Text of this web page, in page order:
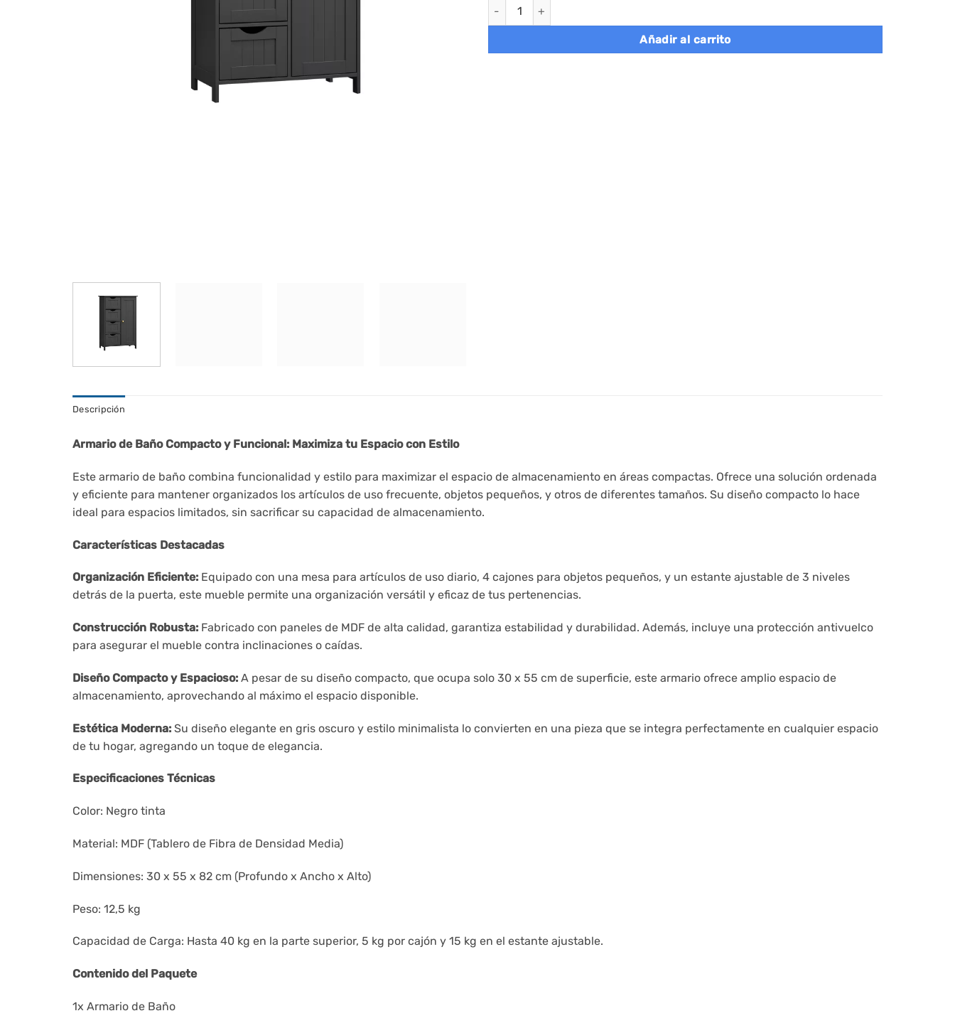
Armario de Baño con 4 Cajones 30 x 55 x 82 cm Negro Tinta cantidad
Añadir al carrito
Descripción
Armario de Baño Compacto y Funcional: Maximiza tu Espacio con Estilo
Este armario de baño combina funcionalidad y estilo para maximizar el espacio de almacenamiento en áreas compactas. Ofrece una solución ordenada
y eficiente para mantener organizados los artículos de uso frecuente, objetos pequeños, y otros de diferentes tamaños. Su diseño compacto lo hace
ideal para espacios limitados, sin sacrificar su capacidad de almacenamiento.
Características Destacadas
Organización Eficiente: Equipado con una mesa para artículos de uso diario, 4 cajones para objetos pequeños, y un estante ajustable de 3 niveles
detrás de la puerta, este mueble permite una organización versátil y eficaz de tus pertenencias.
Construcción Robusta: Fabricado con paneles de MDF de alta calidad, garantiza estabilidad y durabilidad. Además, incluye una protección antivuelco
para asegurar el mueble contra inclinaciones o caídas.
Diseño Compacto y Espacioso: A pesar de su diseño compacto, que ocupa solo 30 x 55 cm de superficie, este armario ofrece amplio espacio de
almacenamiento, aprovechando al máximo el espacio disponible.
Estética Moderna: Su diseño elegante en gris oscuro y estilo minimalista lo convierten en una pieza que se integra perfectamente en cualquier espacio
de tu hogar, agregando un toque de elegancia.
Especificaciones Técnicas
Color: Negro tinta
Material: MDF (Tablero de Fibra de Densidad Media)
Dimensiones: 30 x 55 x 82 cm (Profundo x Ancho x Alto)
Peso: 12,5 kg
Capacidad de Carga: Hasta 40 kg en la parte superior, 5 kg por cajón y 15 kg en el estante ajustable.
Contenido del Paquete
1x Armario de Baño